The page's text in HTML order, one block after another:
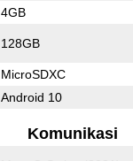
4GB
128GB
MicroSDXC
Android 10
Komunikasi